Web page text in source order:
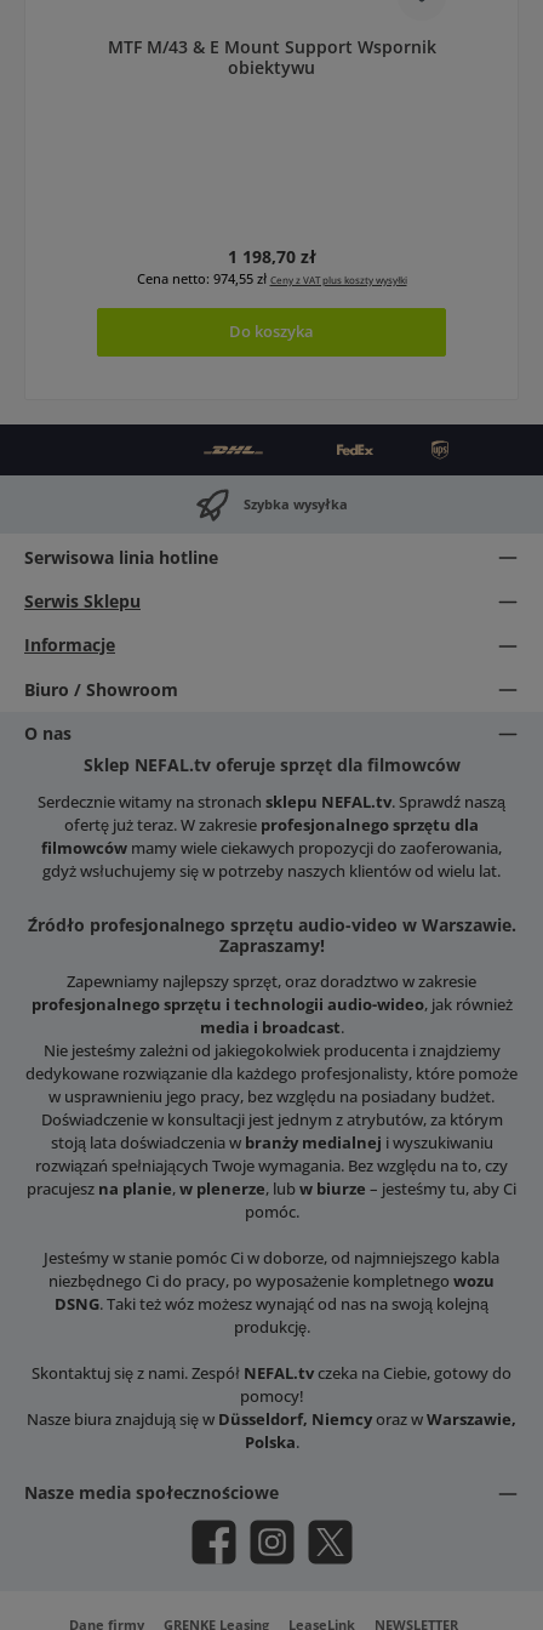
MTF M/43 & E Mount Support Wspornik
obiektywu
Cena regularna:
1 198,70 zł
Cena netto: 974,55 zł Ceny z VAT plus koszty wysyłki
Do koszyka
Szybka wysyłka
Serwisowa linia hotline
Serwis Sklepu
Informacje
Biuro / Showroom
O nas
Sklep NEFAL.tv oferuje sprzęt dla filmowców
Serdecznie witamy na stronach sklepu NEFAL.tv. Sprawdź naszą
ofertę już teraz. W zakresie profesjonalnego sprzętu dla
filmowców mamy wiele ciekawych propozycji do zaoferowania,
gdyż wsłuchujemy się w potrzeby naszych klientów od wielu lat.
Źródło profesjonalnego sprzętu audio-video w Warszawie.
Zapraszamy!
Zapewniamy najlepszy sprzęt, oraz doradztwo w zakresie
profesjonalnego sprzętu i technologii audio-wideo, jak również
media i broadcast.
Nie jesteśmy zależni od jakiegokolwiek producenta i znajdziemy
dedykowane rozwiązanie dla każdego profesjonalisty, które pomoże
w usprawnieniu jego pracy, bez względu na posiadany budżet.
Doświadczenie w konsultacji jest jednym z atrybutów, za którym
stoją lata doświadczenia w branży medialnej i wyszukiwaniu
rozwiązań spełniających Twoje wymagania. Bez względu na to, czy
pracujesz na planie,w plenerze, lubw biurze – jesteśmy tu, aby Ci
pomóc.
Jesteśmy w stanie pomóc Ci w doborze, od najmniejszego kabla
niezbędnego Ci do pracy, po wyposażenie kompletnego wozu
DSNG. Taki też wóz możesz wynająć od nas na swoją kolejną
produkcję.
Skontaktuj się z nami. Zespół NEFAL.tvczeka na Ciebie, gotowy do
pomocy!
Nasze biura znajdują się w Düsseldorf, Niemcyoraz wWarszawie,
Polska.
Nasze media społecznościowe
Facebook InstagramX / Twitter
Dane firmy GRENKE Leasing LeaseLink NEWSLETTER